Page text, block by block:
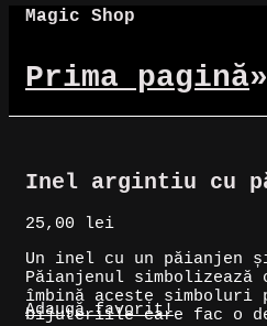
Magic Shop
Prima pagină»
Inel argintiu cu
25,00
lei
Un inel cu un păianjen
Păianjenul
îmbină aceste
bijuteriile care fac o
Adaugă favorit!